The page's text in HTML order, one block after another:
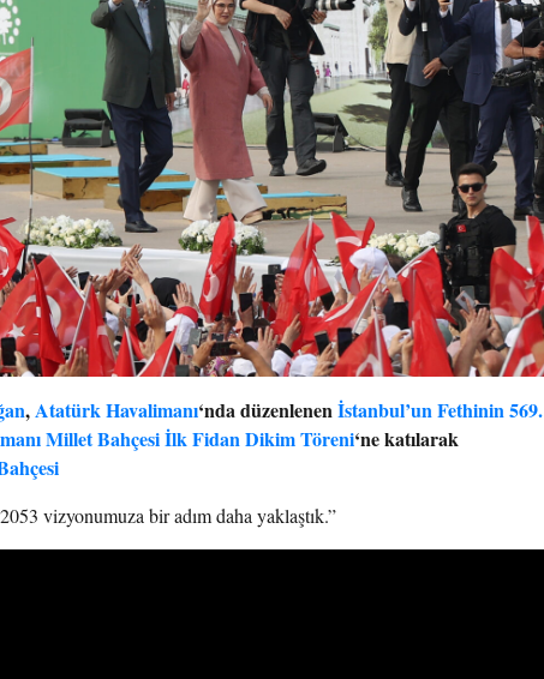
,Atatürk Havalimanı‘nda düzenlenenİstanbul’un Fethinin 569.
Millet Bahçesi İlk Fidan Dikim Töreni‘ne katılarak
vizyonumuza bir adım daha yaklaştık.”